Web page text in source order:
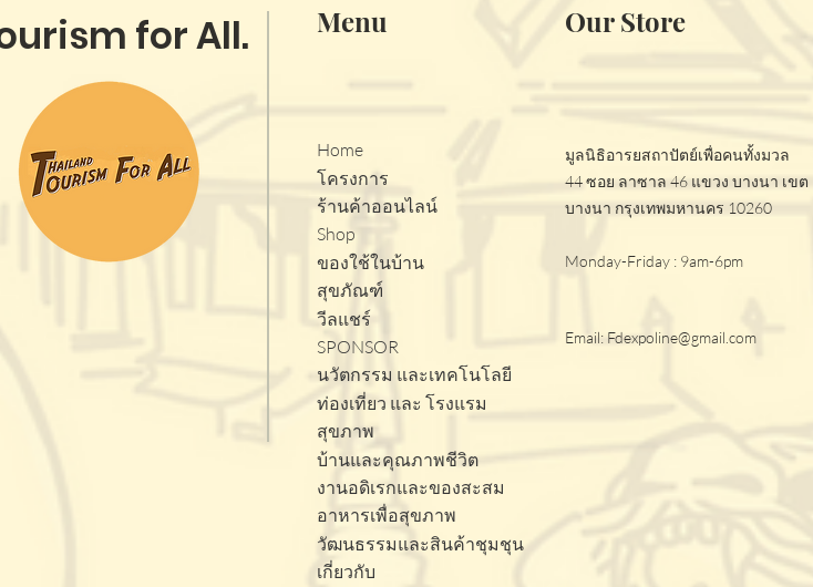
for All. Menu
Home
โครงการ
ร้านค้าออนไลน์
Shop
ของใช้ในบ้าน
สุขภัณฑ์
วีลแชร์
SPONSOR
นวัตกรรม และเทคโนโลยี
ท่องเที่ยว และ โรงแรม
สุขภาพ
บ้านและคุณภาพชีวิต
งานอดิเรกและของสะสม
อาหารเพื่อสุขภาพ
วัฒนธรรมและสินค้าชุมชุน
เกี่ยวกับ
Our Store
มูลนิธิอารยสถาปัตย์เพื่อคนทั้งมวล
44 ซอย ลาซาล 46 แขวง บางนา เขต
บางนา กรุงเทพมหานคร 10260
Monday-Friday : 9am-6pm
Email: Fdexpoline@gmail.com